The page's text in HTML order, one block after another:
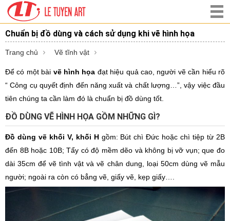
Chuẩn bị đồ dùng và cách sử dụng khi vẽ hình họa
Trang chủ Vẽ tĩnh vật
Để có một bài vẽ hình họa đạt hiệu quả cao, người vẽ cần hiểu rõ
“ Công cụ quyết định đến năng xuất và chất lượng…”, vậy việc đầu
tiên chúng ta cần làm đó là chuẩn bị đồ dùng tốt.
ĐỒ DÙNG VẼ HÌNH HỌA GỒM NHỮNG GÌ?
Đồ dùng vẽ khối V, khối Hgồm: Bút chì Đức hoặc chì tiệp từ 2B
đến 8B hoặc 10B; Tẩy có độ mềm dẽo và không bị vỡ vụn; que đo
dài 35cm để vẽ tình vật và vẽ chân dung, loại 50cm dùng vẽ mẫu
người; ngoài ra còn có bẳng vẽ, giấy vẽ, kẹp giấy….